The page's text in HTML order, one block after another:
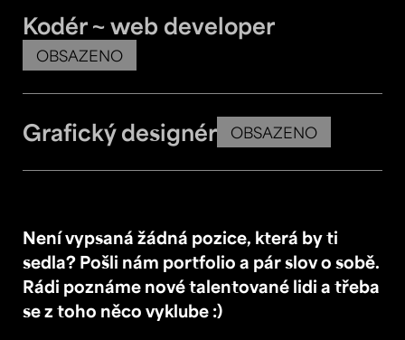
Kodér ~ web developer
OBSAZENO
Grafický designér OBSAZENO
Není vypsaná žádná pozice, která by ti
sedla? Pošli nám portfolio a pár slov o sobě.
Rádi poznáme nové talentované lidi a třeba
se z toho něco vyklube :)